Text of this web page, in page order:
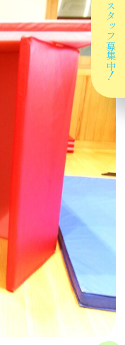
スタッフ
募集中！